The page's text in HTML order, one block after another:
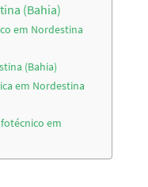
(Bahia)
em Nordestina
(Bahia)
em Nordestina
em